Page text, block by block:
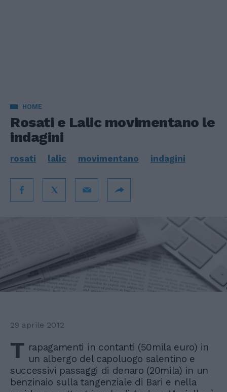
HOME
Rosati e Lalic movimentano le
indagini
rosati lalic movimentano indagini
29 aprile 2012
T rapagamenti in contanti (50mila euro) in
un albergo del capoluogo salentino e
successivi passaggi di denaro (20mila) in un
benzinaio sulla tangenziale di Bari e nella